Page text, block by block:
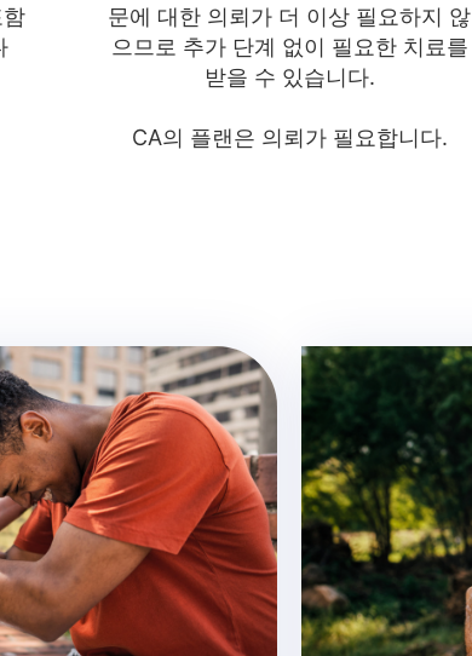
문에 대한 의뢰가 더 이상 필요하지 않
으므로 추가 단계 없이 필요한 치료를
받을 수 있습니다.
CA의 플랜은 의뢰가 필요합니다.